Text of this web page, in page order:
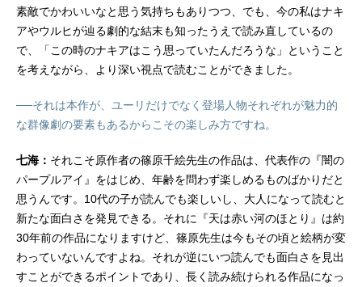
素敵でかわいいなと思う気持ちもありつつ、でも、今の私はナキ
アやウルヒが辿る劇的な結末も知ったうえで読み直しているの
で、「この時のナキアはこう思っていたんだろうな」ということ
を考えながら、より深い視点で読むことができました。
──それは本作が、ユーリだけでなく登場人物それぞれが魅力的
な群像劇の要素もあるからこその楽しみ方ですね。
七海： それこそ原作者の篠原千絵先生の作品は、代表作の『闇の
パープルアイ』をはじめ、年齢を問わず楽しめるものばかりだと
思うんです。10代の子が読んでも楽しいし、大人になって読むと
新たな面白さを発見できる。それに『天は赤い河のほとり』は約
30年前の作品になりますけど、篠原先生は今もその頃と絵柄が変
わっていないんですよね。それが逆にいつ読んでも面白さを見出
すことができるポイントであり、長く読み続けられる作品になっ